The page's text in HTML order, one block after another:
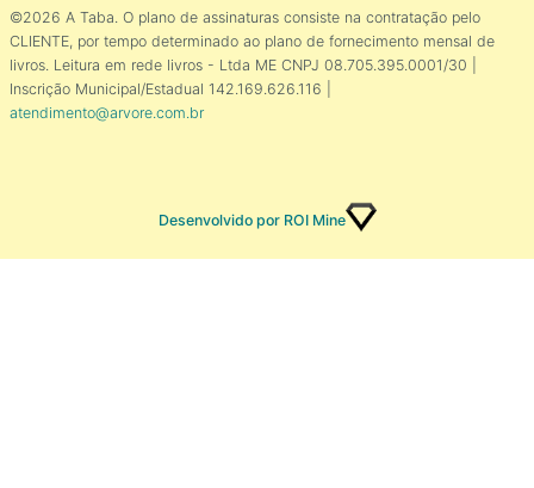
©2026 A Taba. O plano de assinaturas consiste na contratação pelo
CLIENTE, por tempo determinado ao plano de fornecimento mensal de
livros. Leitura em rede livros - Ltda ME CNPJ 08.705.395.0001/30 |
Inscrição Municipal/Estadual 142.169.626.116 |
atendimento@arvore.com.br
Desenvolvido por ROI Mine